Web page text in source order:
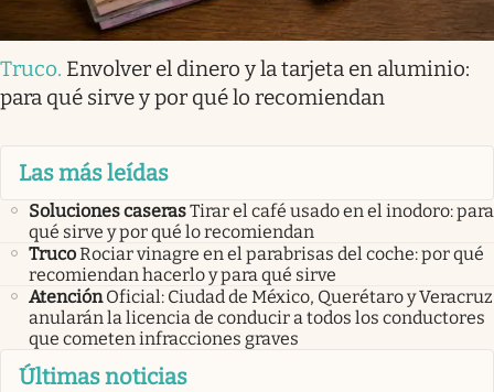
Truco. Envolver el dinero y la tarjeta en aluminio:
para qué sirve y por qué lo recomiendan
Las más leídas
Soluciones caserasTirar el café usado en el inodoro: para
qué sirve y por qué lo recomiendan
TrucoRociar vinagre en el parabrisas del coche: por qué
recomiendan hacerlo y para qué sirve
Atención Oficial: Ciudad de México, Querétaro y Veracruz
anularán la licencia de conducir a todos los conductores
que cometen infracciones graves
Últimas noticias